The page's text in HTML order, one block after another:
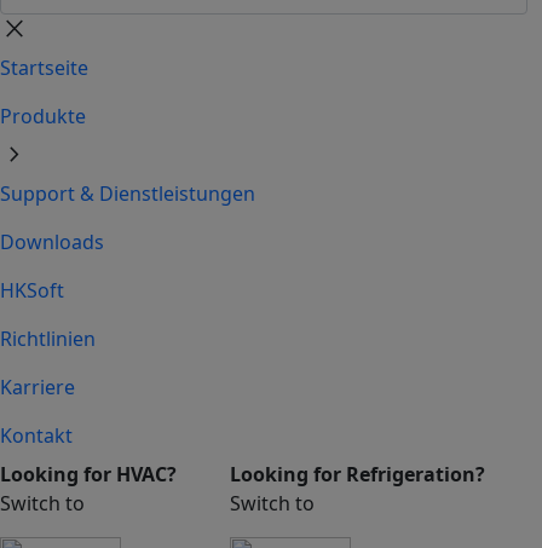
close
Startseite
Produkte
chevron_right
Support & Dienstleistungen
Downloads
HKSoft
Richtlinien
Karriere
Kontakt
Looking for HVAC?
Switch to
Looking for Refrigeration?
Switch to